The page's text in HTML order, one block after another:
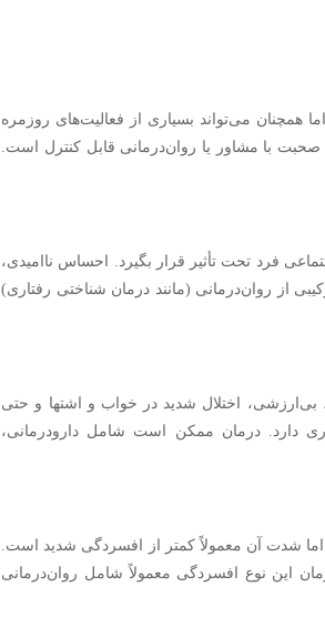
می‌تواند بسیاری از فعالیت‌های روزمره
با مشاور یا روان‌درمانی قابل کنترل است.
فرد تحت تأثیر قرار بگیرد. احساس ناامیدی،
از روان‌درمانی (مانند درمان شناختی رفتاری)
اختلال شدید در خواب و اشتها و حتی
دارد. درمان ممکن است شامل دارودرمانی،
شدت آن معمولاً کمتر از افسردگی شدید است.
این نوع افسردگی معمولاً شامل روان‌درمانی